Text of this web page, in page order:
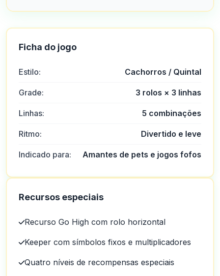
Ficha do jogo
Estilo: Cachorros / Quintal
Grade: 3 rolos × 3 linhas
Linhas: 5 combinações
Ritmo: Divertido e leve
Indicado para: Amantes de pets e jogos fofos
Recursos especiais
Recurso Go High com rolo horizontal
Keeper com símbolos fixos e multiplicadores
Quatro níveis de recompensas especiais